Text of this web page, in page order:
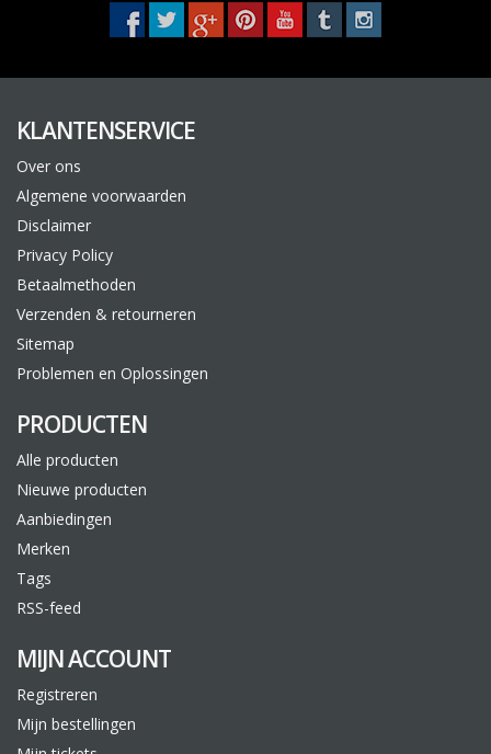
KLANTENSERVICE
Over ons
Algemene voorwaarden
Disclaimer
Privacy Policy
Betaalmethoden
Verzenden & retourneren
Sitemap
Problemen en Oplossingen
PRODUCTEN
Alle producten
Nieuwe producten
Aanbiedingen
Merken
Tags
RSS-feed
MIJN ACCOUNT
Registreren
Mijn bestellingen